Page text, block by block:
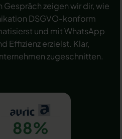
zeigen wir dir, wie
DSGVO-konform
und mit WhatsApp
Effizienz erzielst. Klar,
zugeschnitten.
88%